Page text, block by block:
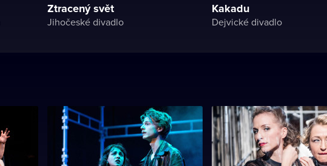
Ztracený svět
Jihočeské divadlo
Kakadu
Dejvické divadlo